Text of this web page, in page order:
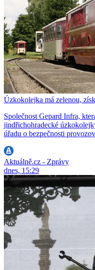
Úzkokolejka má zelenou,
Společnost Gepard Infra,
jindřichohradecké
úřadu o bezpečnosti
Aktuálně.cz - Zprávy
dnes, 15:29